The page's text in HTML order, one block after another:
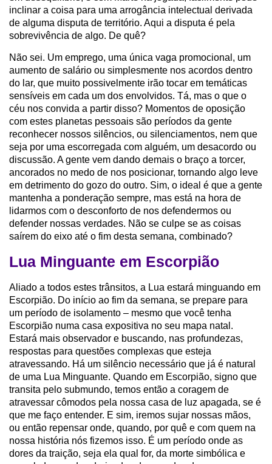
inclinar a coisa para uma arrogância intelectual derivada
de alguma disputa de território. Aqui a disputa é pela
sobrevivência de algo. De quê?
Não sei. Um emprego, uma única vaga promocional, um
aumento de salário ou simplesmente nos acordos dentro
do lar, que muito possivelmente irão tocar em temáticas
sensíveis em cada um dos envolvidos. Tá, mas o que o
céu nos convida a partir disso? Momentos de oposição
com estes planetas pessoais são períodos da gente
reconhecer nossos silêncios, ou silenciamentos, nem que
seja por uma escorregada com alguém, um desacordo ou
discussão. A gente vem dando demais o braço a torcer,
ancorados no medo de nos posicionar, tornando algo leve
em detrimento do gozo do outro. Sim, o ideal é que a gente
mantenha a ponderação sempre, mas está na hora de
lidarmos com o desconforto de nos defendermos ou
defender nossas verdades. Não se culpe se as coisas
saírem do eixo até o fim desta semana, combinado?
Lua Minguante em Escorpião
Aliado a todos estes trânsitos, a Lua estará minguando em
Escorpião. Do início ao fim da semana, se prepare para
um período de isolamento – mesmo que você tenha
Escorpião numa casa expositiva no seu mapa natal.
Estará mais observador e buscando, nas profundezas,
respostas para questões complexas que esteja
atravessando. Há um silêncio necessário que já é natural
de uma Lua Minguante. Quando em Escorpião, signo que
transita pelo submundo, temos então a coragem de
atravessar cômodos pela nossa casa de luz apagada, se é
que me faço entender. E sim, iremos sujar nossas mãos,
ou então repensar onde, quando, por quê e com quem na
nossa história nós fizemos isso. É um período onde as
dores da traição, seja ela qual for, da morte simbólica e